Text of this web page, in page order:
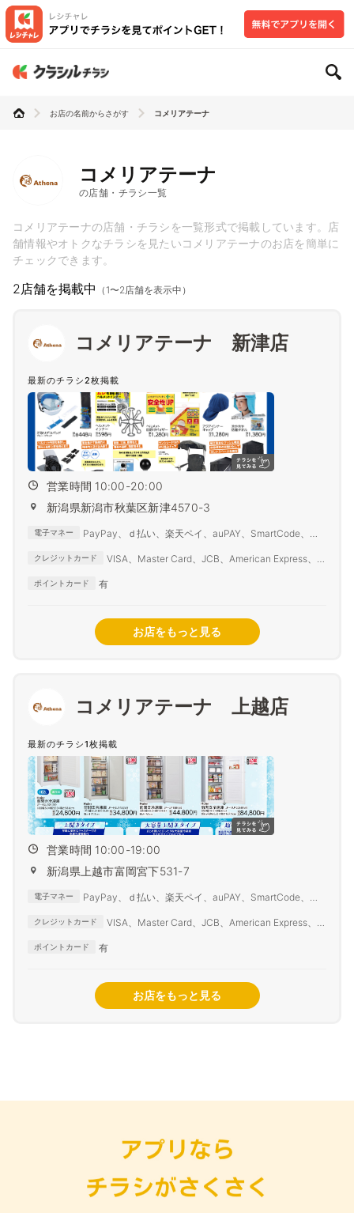
お店の名前からさがす コメリアテーナ
コメリアテーナ
の店舗・チラシ一覧
コメリアテーナの店舗・チラシを一覧形式で掲載しています。店
舗情報やオトクなチラシを見たいコメリアテーナのお店を簡単に
チェックできます。
2店舗を掲載中 （1〜2店舗を表示中）
コメリアテーナ 新津店
最新のチラシ2枚掲載
営業時間 10:00-20:00
新潟県新潟市秋葉区新津4570-3
電子マネー
PayPay、ｄ払い、楽天ペイ、auPAY、SmartCode、
クレジットカード
VISA、Master Card、JCB、American Express、
ポイントカード 有
お店をもっと見る
コメリアテーナ 上越店
最新のチラシ1枚掲載
営業時間 10:00-19:00
新潟県上越市富岡宮下531-7
電子マネー
PayPay、ｄ払い、楽天ペイ、auPAY、SmartCode、
クレジットカード
VISA、Master Card、JCB、American Express、
ポイントカード 有
お店をもっと見る